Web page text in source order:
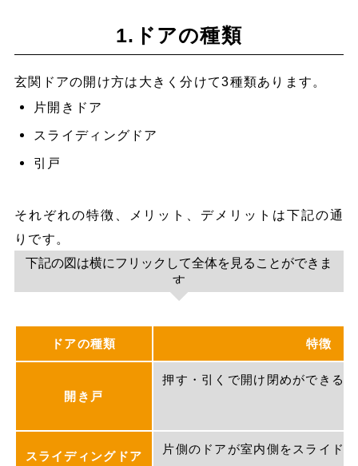
1.ドアの種類
玄関ドアの開け方は大きく分けて3種類あります。
片開きドア
スライディングドア
引戸
それぞれの特徴、メリット、デメリットは下記の通
りです。
下記の図は横にフリックして全体を見ることができま
す
ドアの種類 特徴
開き戸
押す・引くで開け閉めができる
スライディングドア
片側のドアが室内側をスライド